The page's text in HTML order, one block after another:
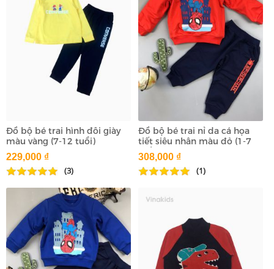
Đồ bộ bé trai hình đôi giày
màu vàng (7-12 tuổi)
229,000 ₫
(3)
Đồ bộ bé trai nỉ da cá họa
tiết siêu nhân màu đỏ (1-7
tuổi)
308,000 ₫
(1)